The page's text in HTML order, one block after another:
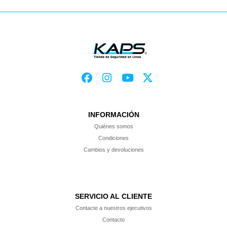
INFORMACIÓN
Quiénes somos
Condiciones
Cambios y devoluciones
SERVICIO AL CLIENTE
Contacte a nuestros ejecutivos
Contacto